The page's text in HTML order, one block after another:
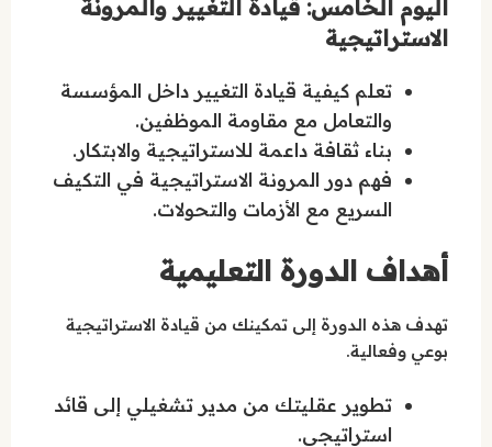
اليوم الخامس: قيادة التغيير والمرونة
الاستراتيجية
تعلم كيفية قيادة التغيير داخل المؤسسة
والتعامل مع مقاومة الموظفين.
بناء ثقافة داعمة للاستراتيجية والابتكار.
فهم دور المرونة الاستراتيجية في التكيف
السريع مع الأزمات والتحولات.
أهداف الدورة التعليمية
تهدف هذه الدورة إلى تمكينك من قيادة الاستراتيجية
بوعي وفعالية.
تطوير عقليتك من مدير تشغيلي إلى قائد
استراتيجي.